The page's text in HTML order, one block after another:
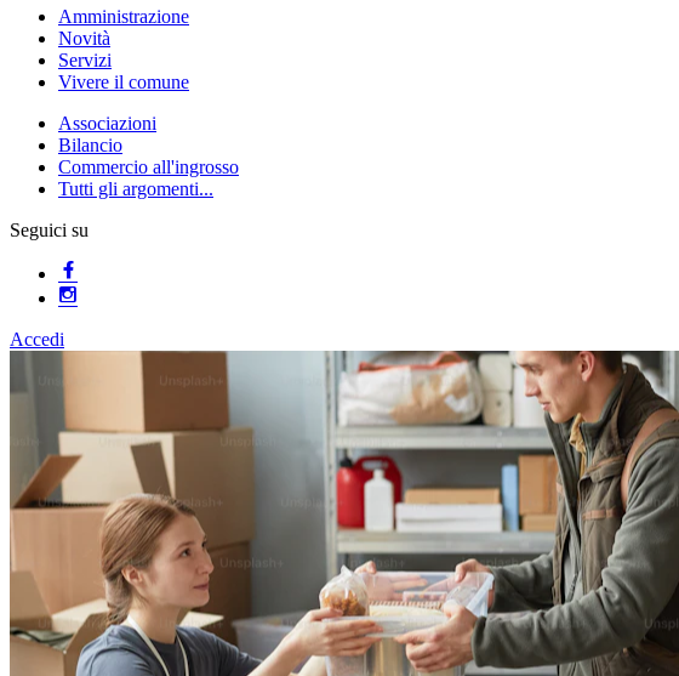
Amministrazione
Novità
Servizi
Vivere il comune
Associazioni
Bilancio
Commercio all'ingrosso
Tutti gli argomenti...
Seguici su
Accedi